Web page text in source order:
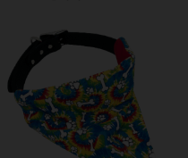
격
범
위:
$ 8.61~$ 11.48